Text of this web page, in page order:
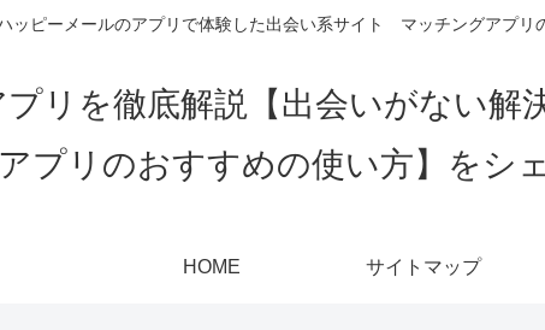
ッピーメールのアプリで体験した出会い系サイト マッチングアプリ
プリを徹底解説【出会いがない
プリのおすすめの使い方】を
HOME サイトマップ